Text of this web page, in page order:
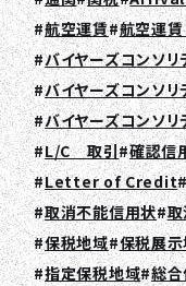
航空運賃 航空運
バイヤーズコンソリ
バイヤーズコンソ
バイヤーズコンソ
L/C 取引 確認信
Letter of Credit
取消不能信用状
保税地域 保税展
指定保税地域 総